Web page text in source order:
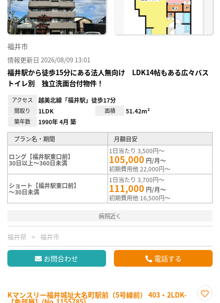
福井市
情報更新日 2026/08/09 13:01
福井駅から徒歩15分にある法人無向け LDK14帖もある広々バス
トイレ別 独立洗面台付物件！
アクセス 越美北線「福井駅」徒歩17分
間取り 1LDK 面積 51.42m²
築年数 1990年 4月 築
プラン名・期間 月額目安
ロング【福井駅東口前】
30日以上～360日未満
1日当たり 3,500円～
105,000 円/月～
初期費用他 22,000円～
ショート【福井駅東口前】
～30日未満
1日当たり 3,700円～
111,000 円/月～
初期費用他 16,500円～
病院近く
福井県 福井市
お問合わせ 電話する
Kマンスリー福井城址大名町駅前（5号線前） 403・2LDK-